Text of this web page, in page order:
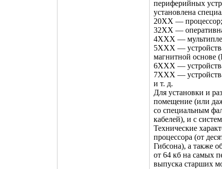
периферийных
установлена
20XX — процессор;
32XX —
4XXX —
5XXX —
магнитной
6XXX —
7XXX —
и т. д.
Для установки и
помещение (или
со специальным
кабелей), и с
Технические
процессора (от
Гибсона), а также
от 64 кб на самых
выпуска старших